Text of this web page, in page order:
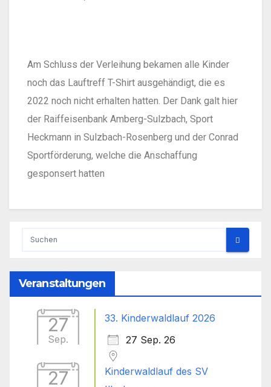
Am Schluss der Verleihung bekamen alle Kinder
noch das Lauftreff T-Shirt ausgehändigt, die es
2022 noch nicht erhalten hatten. Der Dank galt hier
der Raiffeisenbank Amberg-Sulzbach, Sport
Heckmann in Sulzbach-Rosenberg und der Conrad
Sportförderung, welche die Anschaffung
gesponsert hatten
Veranstaltungen
27
Sep.
33. Kinderwaldlauf 2026
27 Sep. 26
27
Kinderwaldlauf des SV